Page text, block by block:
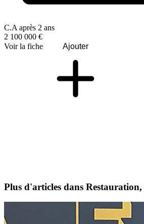
C.A après 2 ans
2 100 000 €
Voir la fiche
Ajouter
Plus d'articles dans Restauration,